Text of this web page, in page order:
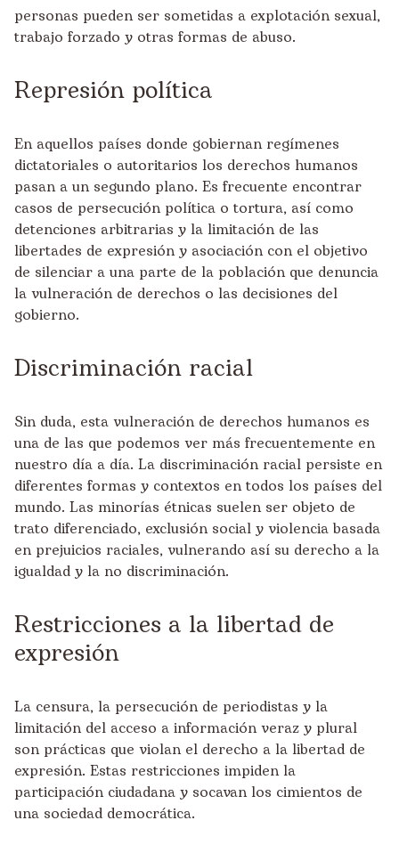
personas pueden ser sometidas a explotación sexual,
trabajo forzado y otras formas de abuso.
Represión política
En aquellos países donde gobiernan regímenes
dictatoriales o autoritarios los derechos humanos
pasan a un segundo plano. Es frecuente encontrar
casos de persecución política o tortura, así como
detenciones arbitrarias y la limitación de las
libertades de expresión y asociación con el objetivo
de silenciar a una parte de la población que denuncia
la vulneración de derechos o las decisiones del
gobierno.
Discriminación racial
Sin duda, esta vulneración de derechos humanos es
una de las que podemos ver más frecuentemente en
nuestro día a día. La discriminación racial persiste en
diferentes formas y contextos en todos los países del
mundo. Las minorías étnicas suelen ser objeto de
trato diferenciado, exclusión social y violencia basada
en prejuicios raciales, vulnerando así su derecho a la
igualdad y la no discriminación.
Restricciones a la libertad de
expresión
La censura, la persecución de periodistas y la
limitación del acceso a información veraz y plural
son prácticas que violan el derecho a la libertad de
expresión. Estas restricciones impiden la
participación ciudadana y socavan los cimientos de
una sociedad democrática.